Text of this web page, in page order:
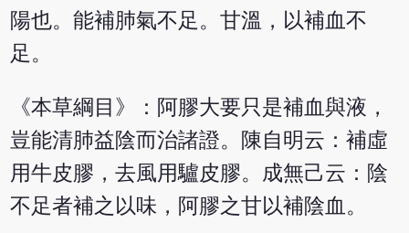
陽也。能補肺氣不足。甘溫，以補血不
足。
《本草綱目》：阿膠大要只是補血與液，
豈能清肺益陰而治諸證。陳自明云：補虛
用牛皮膠，去風用驢皮膠。成無己云：陰
不足者補之以味，阿膠之甘以補陰血。